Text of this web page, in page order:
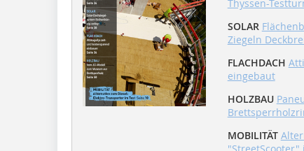
Thyssen-
SOLAR
Ziegeln
FLACHDACH
eingebaut
HOLZBAU
MOBILITÄT
"StreetScooter"